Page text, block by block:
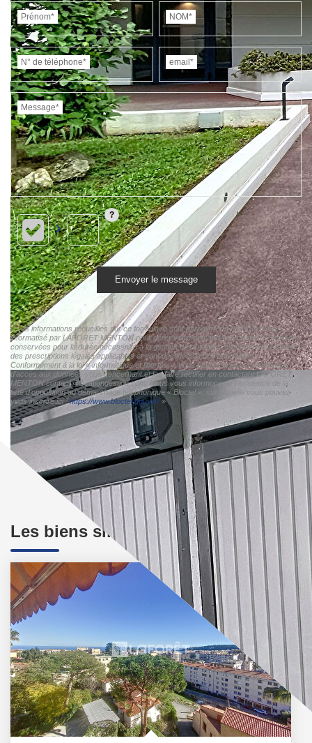
Prénom* NOM*
N° de téléphone* email*
Message*
Envoyer le message
« Les informations recueillies sur ce formulaire sont enregistrées dans un fichier
informatisé par LAFORET MENTON pour gérer votre demande de contact. Elles sont
conservées pour la durée nécessaire à la gestion de la relation client dans le respect
des prescriptions légales applicables et sont destinées à nos conseillers
Conformément à la loi « informatique et libertés », vous pouvez exercer votre droit
d'accès aux données vous concernant et les faire rectifier en contactant LAFORET
MENTON contact@locationgestion.com. Nous vous informons de l'existence de la
liste d'opposition au démarchage téléphonique « Bloctel », sur laquelle vous pouvez
vous inscrire ici :https://www.bloctel.gouv.fr/»
Les biens similaires